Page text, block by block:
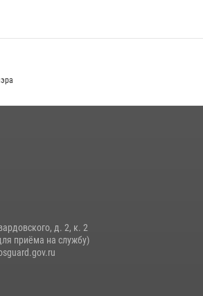
любви и службы сотрудников
Росгвардии
главка Росгвардии завершился
д. 2, к. 2
приёма на службу)